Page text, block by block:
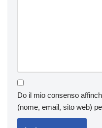
Do il mio consenso
(nome, email, sito web)